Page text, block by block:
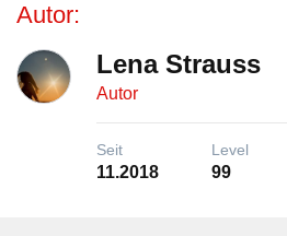
Autor:
Lena Strauss
Autor
Seit
11.2018
Level
99